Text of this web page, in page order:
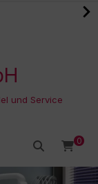
und Service
0